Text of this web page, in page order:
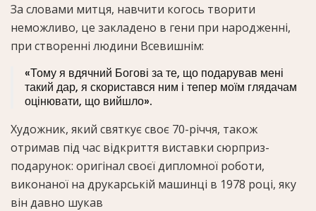
За словами митця, навчити когось творити
неможливо, це закладено в гени при народженні,
при створенні людини Всевишнім:
«Тому я вдячний Богові за те, що подарував мені
такий дар, я скористався ним і тепер моїм глядачам
оцінювати, що вийшло».
Художник, який святкує своє 70-річчя, також
отримав під час відкриття виставки сюрприз-
подарунок: оригінал своєї дипломної роботи,
виконаної на друкарській машинці в 1978 році, яку
він давно шукав